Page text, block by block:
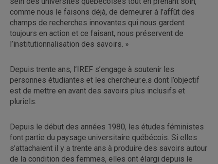
comme nous le faisons déjà, de demeurer à l’affût des
champs de recherches innovantes qui nous gardent
toujours en action et ce faisant, nous préservent de
l’institutionnalisation des savoirs. »
Depuis trente ans, l’IREF s’engage à soutenir les
personnes étudiantes et les chercheur.e.s dont l’objectif
est de mettre en avant des savoirs plus inclusifs et
pluriels.
Depuis le début des années 1980, les études féministes
font partie du paysage universitaire québécois. Si elles
s’attachaient il y a trente ans à produire des savoirs autour
de la condition des femmes, elles ont élargi depuis le